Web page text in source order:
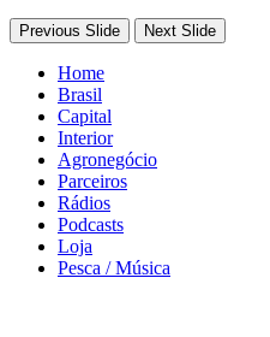
Previous Slide Next Slide
Home
Brasil
Capital
Interior
Agronegócio
Parceiros
Rádios
Podcasts
Loja
Pesca / Música